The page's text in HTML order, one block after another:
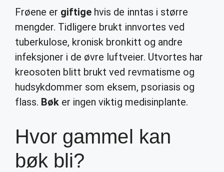
Frøene er giftige hvis de inntas i større
mengder. Tidligere brukt innvortes ved
tuberkulose, kronisk bronkitt og andre
infeksjoner i de øvre luftveier. Utvortes har
kreosoten blitt brukt ved revmatisme og
hudsykdommer som eksem, psoriasis og
flass. Bøk er ingen viktig medisinplante.
Hvor gammel kan
bøk bli?